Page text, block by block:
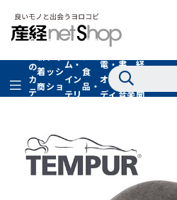
全
の
カ
テ
着
商
品
フ
ッ
シ
ョ
フ
ァ
シ
ョ
ン
ム・
イン
テリ
グル
食
品・
ドリ
家
電・
オー
ディ
書
籍・
音楽
経
聞